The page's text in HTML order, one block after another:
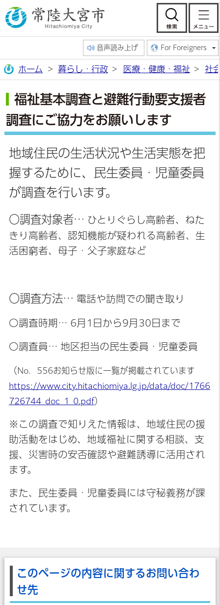
常陸大宮市公
検
音声読み上げ For Foreigners
ホーム 暮らし・行政 医療・健康・福祉 社
福祉基本調査と避難行動要支援者
調査にご協力をお願いします
地域住民の生活状況や生活実態を把
握するために、民生委員・児童委員
が調査を行います。
〇調査対象者… ひとりぐらし高齢者、ねた
きり高齢者、認知機能が疑われる高齢者、生
活困窮者、母子・父子家庭など
〇調査方法… 電話や訪問での聞き取り
〇調査時期… 6月1日から9月30日まで
〇調査員… 地区担当の民生委員・児童委員
（No．556お知らせ版に一覧が掲載されています
https://www.city.hitachiomiya.lg.jp/data/doc/1766
726744_doc_1_0.pdf）
※この調査で知りえた情報は、地域住民の援
助活動をはじめ、地域福祉に関する相談、支
援、災害時の安否確認や避難誘導に活用され
ます。
また、民生委員・児童委員には守秘義務が課
されています。
このページの内容に関するお問い合わ
せ先